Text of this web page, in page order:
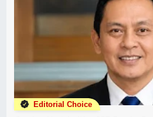
Editorial Choice